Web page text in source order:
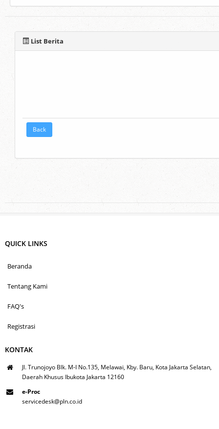
List Berita
Back
QUICK LINKS
Beranda
Tentang Kami
FAQ's
Registrasi
KONTAK
Jl. Trunojoyo Blk. M-I No.135, Melawai, Kby. Baru, Kota Jakarta Selatan,
Daerah Khusus Ibukota Jakarta 12160
e-Proc
servicedesk@pln.co.id